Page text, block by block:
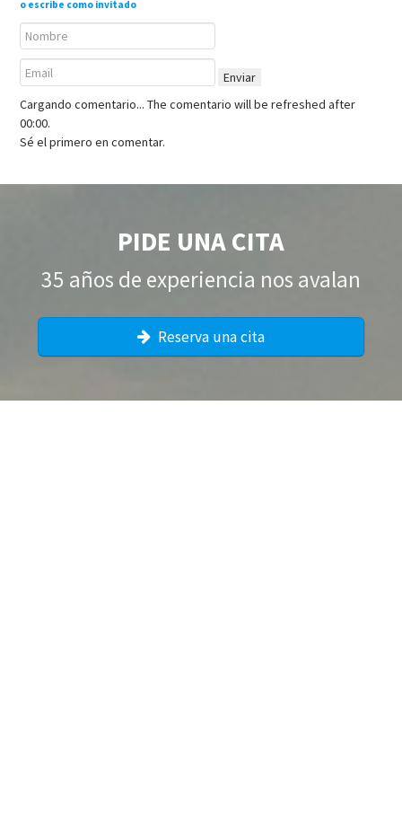
o escribe como invitado
Enviar
Cargando comentario... The comentario will be refreshed after
00:00.
Sé el primero en comentar.
PIDE UNA CITA
35 años de experiencia nos avalan
Reserva una cita